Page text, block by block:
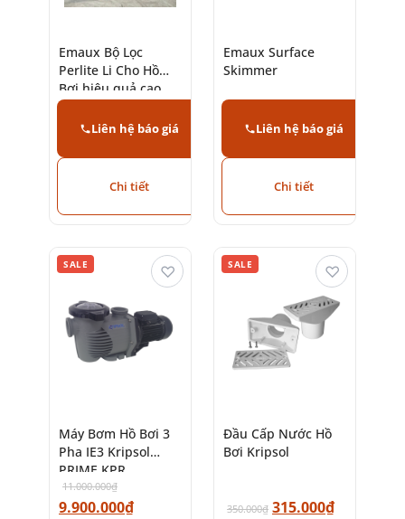
Emaux Bộ Lọc
Perlite Li Cho Hồ
Bơi hiệu quả cao
Liên hệ báo giá
Chi tiết
Emaux Surface
Skimmer
Liên hệ báo giá
Chi tiết
SALE
Máy Bơm Hồ Bơi 3
Pha IE3 Kripsol
PRIME KPR
11.000.000₫
9.900.000₫
♡ SALE
Đầu Cấp Nước Hồ
Bơi Kripsol
350.000₫ 315.000₫
♡